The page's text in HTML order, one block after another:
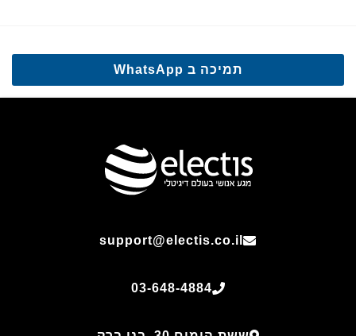
תמיכה ב WhatsApp
support@electis.co.il
03-648-4884